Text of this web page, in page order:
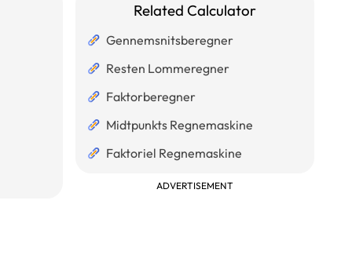
Related Calculator
Gennemsnitsberegner
Resten Lommeregner
Faktorberegner
Midtpunkts Regnemaskine
Faktoriel Regnemaskine
ADVERTISEMENT